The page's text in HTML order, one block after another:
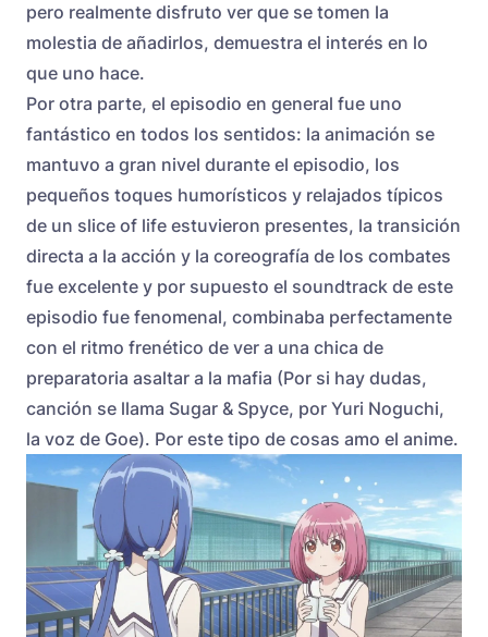
pero realmente disfruto ver que se tomen la
molestia de añadirlos, demuestra el interés en lo
que uno hace.
Por otra parte, el episodio en general fue uno
fantástico en todos los sentidos: la animación se
mantuvo a gran nivel durante el episodio, los
pequeños toques humorísticos y relajados típicos
de un slice of life estuvieron presentes, la transición
directa a la acción y la coreografía de los combates
fue excelente y por supuesto el soundtrack de este
episodio fue fenomenal, combinaba perfectamente
con el ritmo frenético de ver a una chica de
preparatoria asaltar a la mafia (Por si hay dudas,
canción se llama Sugar & Spyce, por Yuri Noguchi,
la voz de Goe). Por este tipo de cosas amo el anime.